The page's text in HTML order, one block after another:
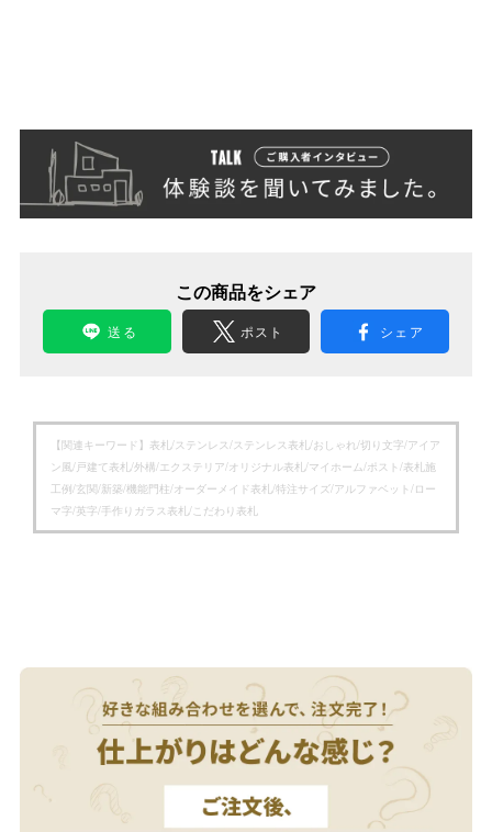
この商品をシェア
送る ポスト シェア
【関連キーワード】 表札/ステンレス/ステンレス表札/おしゃれ/切り文字/アイア
ン風/戸建て表札/外構/エクステリア/オリジナル表札/マイホーム/ポスト/表札施
工例/玄関/新築/機能門柱/オーダーメイド表札/特注サイズ/アルファベット/ロー
マ字/英字/手作りガラス表札/こだわり表札